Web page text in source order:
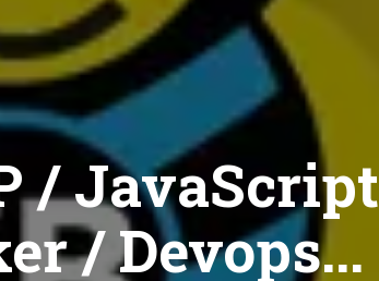
/ JavaScript
/ Devops...